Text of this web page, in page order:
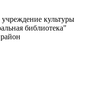
культуры
библиотека"